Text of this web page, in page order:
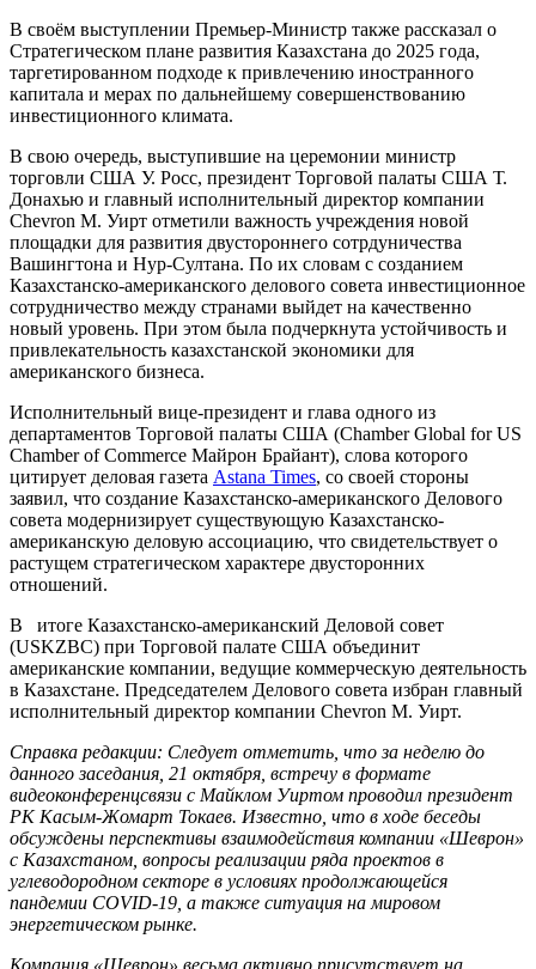
В своём выступлении Премьер-Министр также рассказал о
Стратегическом плане развития Казахстана до 2025 года,
таргетированном подходе к привлечению иностранного
капитала и мерах по дальнейшему совершенствованию
инвестиционного климата.
В свою очередь, выступившие на церемонии министр
торговли США У. Росс, президент Торговой палаты США Т.
Донахью и главный исполнительный директор компании
Chevron М. Уирт отметили важность учреждения новой
площадки для развития двустороннего сотрдуничества
Вашингтона и Нур-Султана. По их словам с созданием
Казахстанско-американского делового совета инвестиционное
сотрудничество между странами выйдет на качественно
новый уровень. При этом была подчеркнута устойчивость и
привлекательность казахстанской экономики для
американского бизнеса.
Исполнительный вице-президент и глава одного из
департаментов Торговой палаты США (Chamber Global for US
Chamber of Commerce Майрон Брайант), слова которого
цитирует деловая газета Astana Times, со своей стороны
заявил, что создание Казахстанско-американского Делового
совета модернизирует существующую Казахстанско-
американскую деловую ассоциацию, что свидетельствует о
растущем стратегическом характере двусторонних
отношений.
В итоге Казахстанско-американский Деловой совет
(USKZBC) при Торговой палате США объединит
американские компании, ведущие коммерческую деятельность
в Казахстане. Председателем Делового совета избран главный
исполнительный директор компании Chevron М. Уирт.
Справка редакции: Следует отметить, что за неделю до
данного заседания, 21 октября, встречу в формате
видеоконференцсвязи с Майклом Уиртом проводил президент
РК Касым-Жомарт Токаев. Известно, что в ходе беседы
обсуждены перспективы взаимодействия компании «Шеврон»
с Казахстаном, вопросы реализации ряда проектов в
углеводородном секторе в условиях продолжающейся
пандемии COVID-19, а также ситуация на мировом
энергетическом рынке.
Компания «Шеврон» весьма активно присутствует на